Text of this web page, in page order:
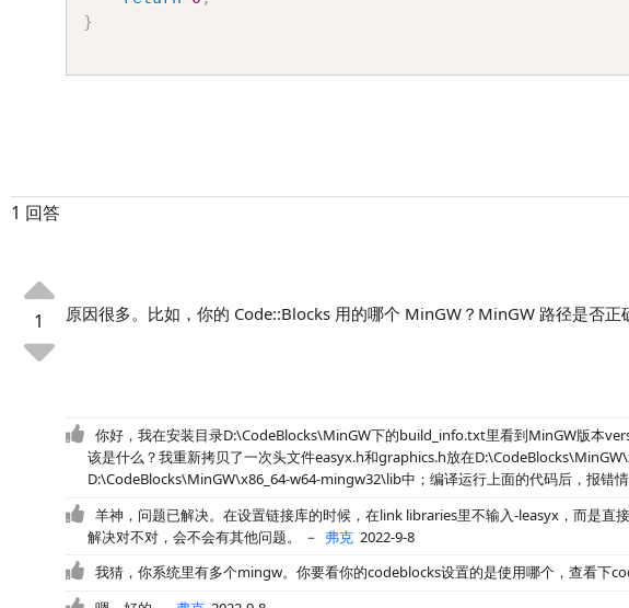
}
1 回答
1 原因很多。比如，你的 Code::Blocks 用的哪个 MinGW？MinGW 路径是否
你好，我在安装目录D:\CodeBlocks\MinGW下的build_info.txt里看到MinGW版本
该是什么？我重新拷贝了一次头文件easyx.h和graphics.h放在
D:\CodeBlocks\MinGW\x86_64-w64-mingw32\lib中；编译运行上面的代码后，报错
羊神，问题已解决。在设置链接库的时候，在link libraries里不输入-leasyx，而是
解决对不对，会不会有其他问题。
－ 弗克 2022-9-8
我猜，你系统里有多个mingw。你要看你的codeblocks设置的是使用哪个，查看下